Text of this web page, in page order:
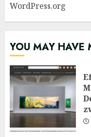
WordPress.org
YOU MAY HAVE